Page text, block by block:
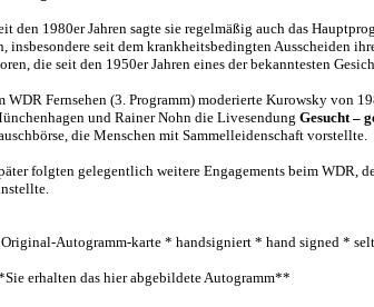
den 1980er Jahren sagte sie regelmäßig auch das
insbesondere seit dem krankheitsbedingten Ausscheiden
die seit den 1950er Jahren eines der bekanntesten
WDR Fernsehen (3. Programm) moderierte Kurowsky von
und Rainer Nohn die Livesendung Gesucht –
die Menschen mit Sammelleidenschaft vorstellte.
folgten gelegentlich weitere Engagements beim WDR,
Autogramm-karte * handsigniert * hand signed *
erhalten das hier abgebildete Autogramm**